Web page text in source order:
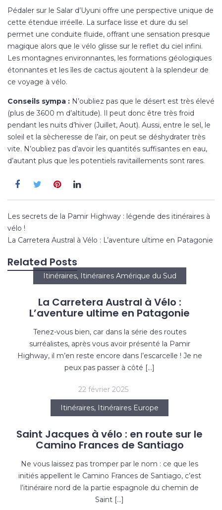
Pédaler sur le Salar d’Uyuni offre une perspective unique de
cette étendue irréelle. La surface lisse et dure du sel
permet une conduite fluide, offrant une sensation presque
magique alors que le vélo glisse sur le reflet du ciel infini.
Les montagnes environnantes, les formations géologiques
étonnantes et les îles de cactus ajoutent à la splendeur de
ce voyage à vélo.
Conseils sympa : N’oubliez pas que le désert est très élevé
(plus de 3600 m d’altitude). Il peut donc être très froid
pendant les nuits d’hiver (Juillet, Aout). Aussi, entre le sel, le
soleil et la sècheresse de l’air, on peut se déshydrater très
vite. N’oubliez pas d’avoir les quantités suffisantes en eau,
d’autant plus que les potentiels ravitaillements sont rares.
Navigation
de
l’article
Les secrets de la Pamir Highway : légende des itinéraires à
vélo !
La Carretera Austral à Vélo : L’aventure ultime en Patagonie
Related Posts
Itinéraires, Itinéraires Amérique du Sud
La Carretera Austral à Vélo :
L’aventure ultime en Patagonie
Tenez-vous bien, car dans la série des routes
surréalistes, après vous avoir présenté la Pamir
Highway, il m’en reste encore dans l’escarcelle ! Je ne
peux pas passer à côté […]
22 février 2025
Itinéraires, Itinéraires Europe
Saint Jacques à vélo : en route sur le
Camino Frances de Santiago
Ne vous laissez pas tromper par le nom : ce que les
initiés appellent le Camino Frances de Santiago, c’est
l’itinéraire nord de la partie espagnole du chemin de
Saint […]